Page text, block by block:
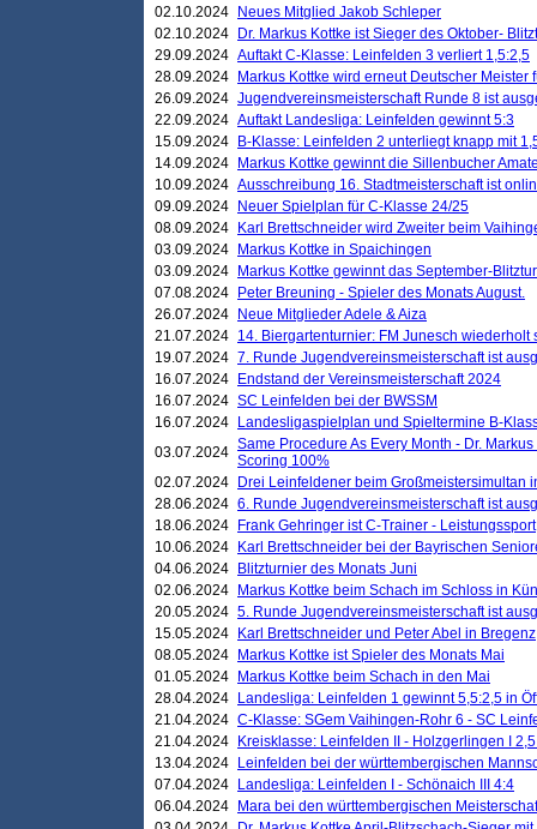
02.10.2024
Neues Mitglied Jakob Schleper
02.10.2024
Dr. Markus Kottke ist Sieger des Oktober-
29.09.2024 Auftakt C-Klasse: Leinfelden 3 verliert 1,5:2,5
28.09.2024
Markus Kottke wird erneut Deutscher Meister
26.09.2024 Jugendvereinsmeisterschaft Runde 8 ist
22.09.2024 Auftakt Landesliga: Leinfelden gewinnt 5:3
15.09.2024
B-Klasse: Leinfelden 2 unterliegt knapp mit
14.09.2024
Markus Kottke gewinnt die Sillenbucher
10.09.2024 Ausschreibung 16. Stadtmeisterschaft ist
09.09.2024
Neuer Spielplan für C-Klasse 24/25
08.09.2024
Karl Brettschneider wird Zweiter beim
03.09.2024
Markus Kottke in Spaichingen
03.09.2024
Markus Kottke gewinnt das September-
07.08.2024
Peter Breuning - Spieler des Monats August.
26.07.2024
Neue Mitglieder Adele & Aiza
21.07.2024 14. Biergartenturnier: FM Junesch wiederholt
19.07.2024 7. Runde Jugendvereinsmeisterschaft ist
16.07.2024
Endstand der Vereinsmeisterschaft 2024
16.07.2024 SC Leinfelden bei der BWSSM
16.07.2024
Landesligaspielplan und Spieltermine B-
03.07.2024 Same Procedure As Every Month - Dr.
Scoring 100%
02.07.2024
Drei Leinfeldener beim Großmeistersimultan
28.06.2024 6. Runde Jugendvereinsmeisterschaft ist
18.06.2024
Frank Gehringer ist C-Trainer - Leistungssport
10.06.2024
Karl Brettschneider bei der Bayrischen
04.06.2024
Blitzturnier des Monats Juni
02.06.2024
Markus Kottke beim Schach im Schloss in
20.05.2024 5. Runde Jugendvereinsmeisterschaft ist
15.05.2024
Karl Brettschneider und Peter Abel in Bregenz
08.05.2024
Markus Kottke ist Spieler des Monats Mai
01.05.2024
Markus Kottke beim Schach in den Mai
28.04.2024
Landesliga: Leinfelden 1 gewinnt 5,5:2,5 in
21.04.2024 C-Klasse: SGem Vaihingen-Rohr 6 - SC
21.04.2024
Kreisklasse: Leinfelden II - Holzgerlingen I
13.04.2024
Leinfelden bei der württembergischen
07.04.2024
Landesliga: Leinfelden I - Schönaich III 4:4
06.04.2024
Mara bei den württembergischen